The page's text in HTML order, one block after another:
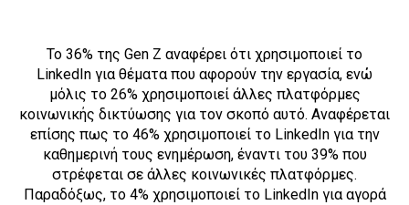
Το 36% της Gen Z αναφέρει ότι χρησιμοποιεί το
LinkedIn για θέματα που αφορούν την εργασία, ενώ
μόλις το 26% χρησιμοποιεί άλλες πλατφόρμες
κοινωνικής δικτύωσης για τον σκοπό αυτό. Αναφέρεται
επίσης πως το 46% χρησιμοποιεί το LinkedIn για την
καθημερινή τους ενημέρωση, έναντι του 39% που
στρέφεται σε άλλες κοινωνικές πλατφόρμες.
Παραδόξως, το 4% χρησιμοποιεί το LinkedIn για αγορά